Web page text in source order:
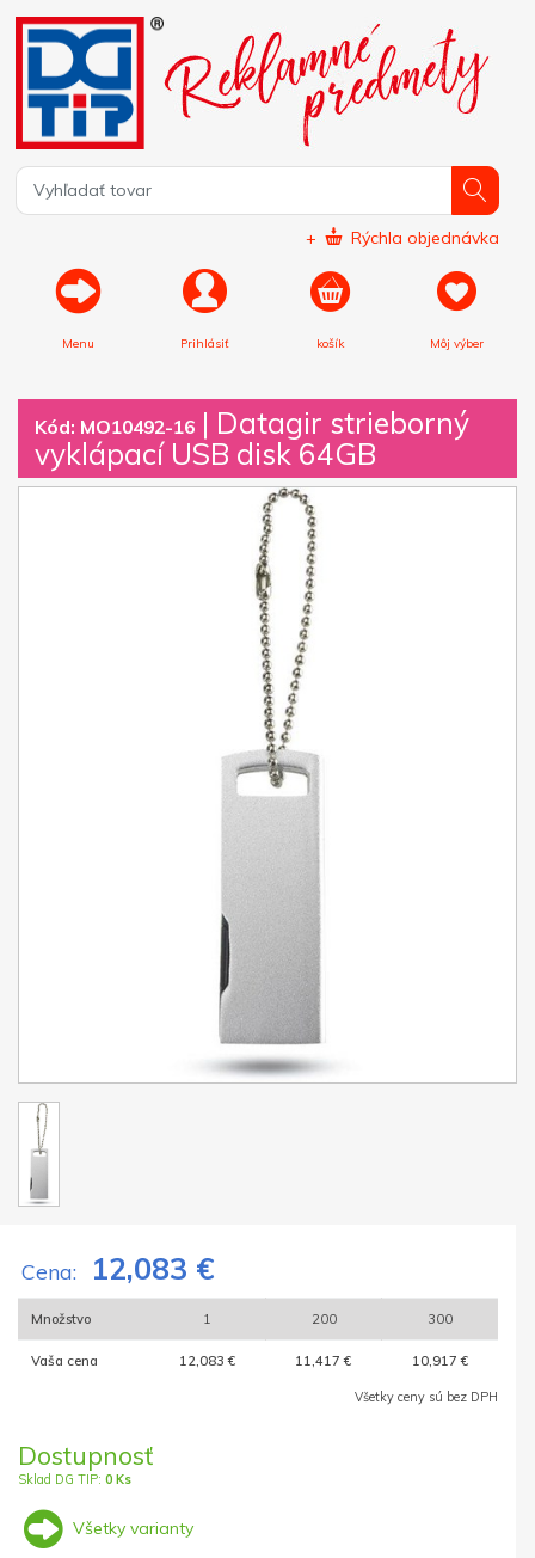
+ Rýchla objednávka
Menu Prihlásiť košík Môj výber
Kód: MO10492-16 | Datagir strieborný
vyklápací USB disk 64GB
Cena: 12,083 €
Množstvo 1 200 300
Vaša cena 12,083 € 11,417 € 10,917 €
Všetky ceny sú bez DPH
Dostupnosť
Sklad DG TIP: 0 Ks
Všetky varianty